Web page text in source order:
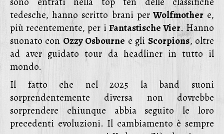
tedesche, hanno scritto brani perWolfmothere,
più recentemente, per i Fantastische Vier. Hanno
suonato con Ozzy Osbourne e gli Scorpions, oltre
ad aver guidato tour da headliner in tutto il
mondo.
Il fatto che nel 2025 la band suoni
sorprendentemente diversa non dovrebbe
sorprendere chiunque abbia seguito le loro
precedenti evoluzioni. Il cambiamento è sempre